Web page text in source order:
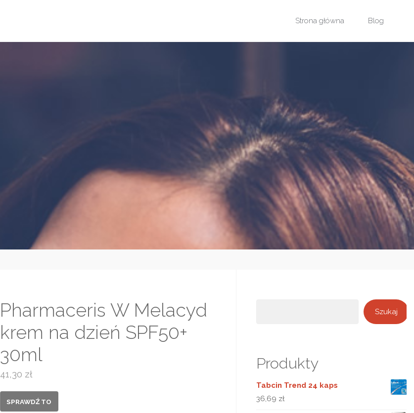
Strona główna Blog
Pharmaceris W Melacyd
krem na dzień SPF50+
30ml
41,30 zł
SPRAWDŹ TO
Szukaj
Produkty
Tabcin Trend 24 kaps
36,69 zł